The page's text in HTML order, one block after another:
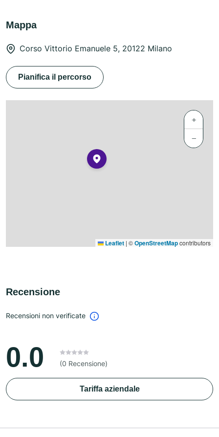
Mappa
Corso Vittorio Emanuele 5, 20122 Milano
Pianifica il percorso
+
−
Leaflet | ©OpenStreetMapcontributors
Recensione
Recensioni non verificate
0.0 (0 Recensione)
Tariffa aziendale